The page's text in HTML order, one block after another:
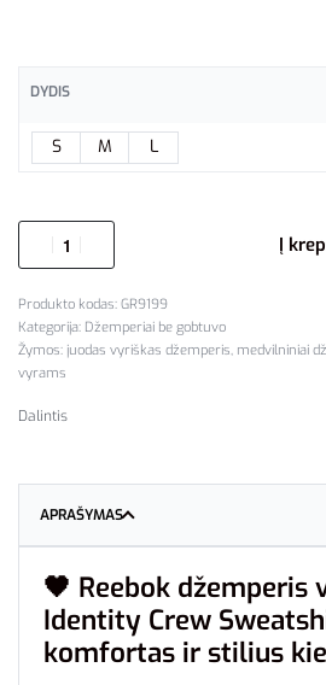
DYDIS
S M L
Į
GR9199
Kategorija: Džemperiai be gobtuvo
Žymos: juodas vyriškas džemperis, medvilniniai
vyrams
Dalintis
APRAŠYMAS
🖤 Reebok džemperis
Identity Crew
komfortas ir stilius